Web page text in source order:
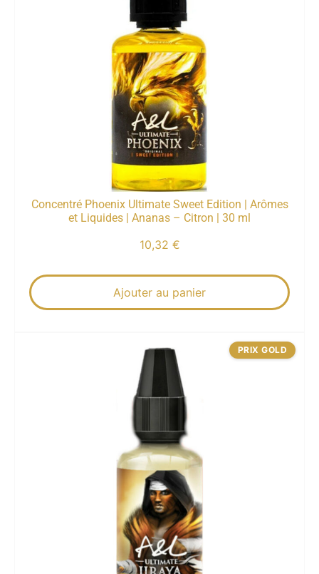
Concentré Phoenix Ultimate Sweet Edition | Arômes
et Liquides | Ananas – Citron | 30 ml
10,32 €
Ajouter au panier
PRIX GOLD